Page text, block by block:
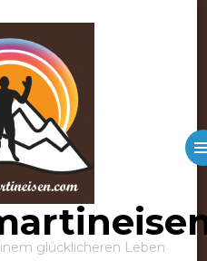
glücklicheren Leben